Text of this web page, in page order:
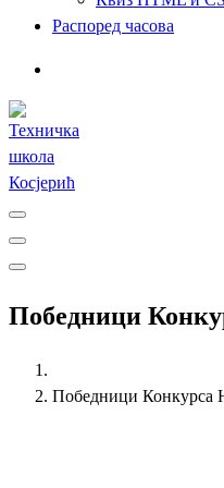
Распоред часова
Победници
Победници Конкурса